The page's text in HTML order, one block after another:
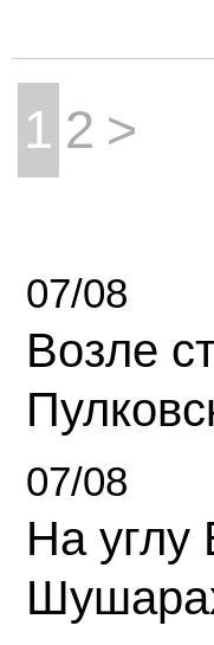
1 2 >
07/08
Возле
07/08
На углу